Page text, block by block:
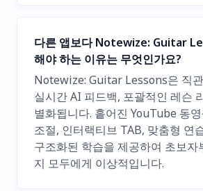
다른 앱보다 Notewize: Guitar
해야 하는 이유는 무엇인가요?
Notewize: Guitar Lessons은 직
실시간 AI 피드백, 포괄적인 레슨
별화됩니다. 흩어진 YouTube 동
조절, 인터랙티브 TAB, 맞춤형 연
구조화된 학습을 제공하여 초보자
지 모두에게 이상적입니다.